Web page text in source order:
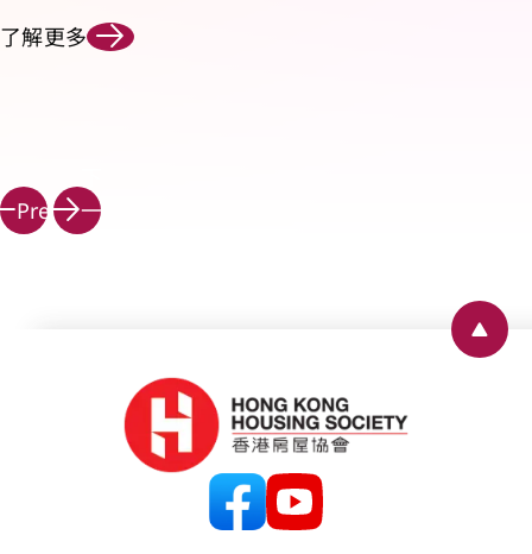
了解更多
Prev
一
頁